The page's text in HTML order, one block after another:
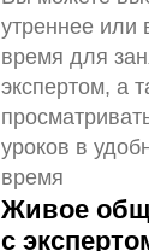
Живое
с
утреннее или
время для
экспертом, а
уроков в
время